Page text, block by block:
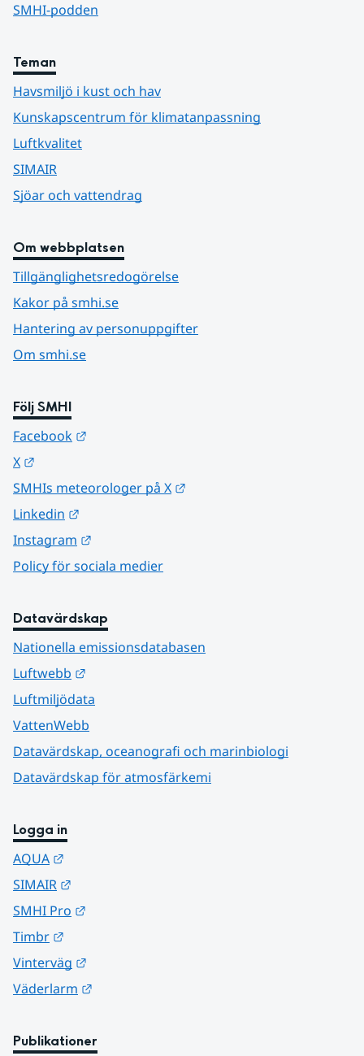
SMHI-podden
Teman
Havsmiljö i kust och hav
Kunskapscentrum för klimatanpassning
Luftkvalitet
SIMAIR
Sjöar och vattendrag
Om webbplatsen
Tillgänglighetsredogörelse
Kakor på smhi.se
Hantering av personuppgifter
Om smhi.se
Följ SMHI
Facebook
X
SMHIs meteorologer på X
Linkedin
Instagram
Policy för sociala medier
Datavärdskap
Nationella emissionsdatabasen
Luftwebb
Luftmiljödata
VattenWebb
Datavärdskap, oceanografi och marinbiologi
Datavärdskap för atmosfärkemi
Logga in
AQUA
SIMAIR
SMHI Pro
Timbr
Vinterväg
Väderlarm
Publikationer